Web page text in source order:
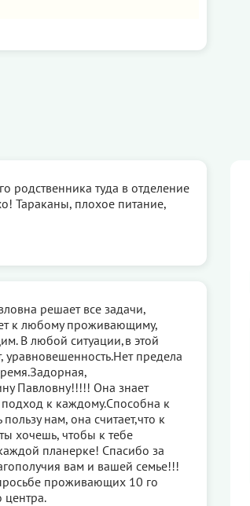
родственника туда в отделение
Тараканы, плохое питание,
решает все задачи,
к любому проживающиму,
В любой ситуации,в этой
уравновешенность.Нет предела
Павловну!!!!! Она знает
к каждому.Способна к
нам, она считает,что к
хочешь, чтобы к тебе
планерке! Спасибо за
вам и вашей семье!!!
проживающих 10 го
центра.